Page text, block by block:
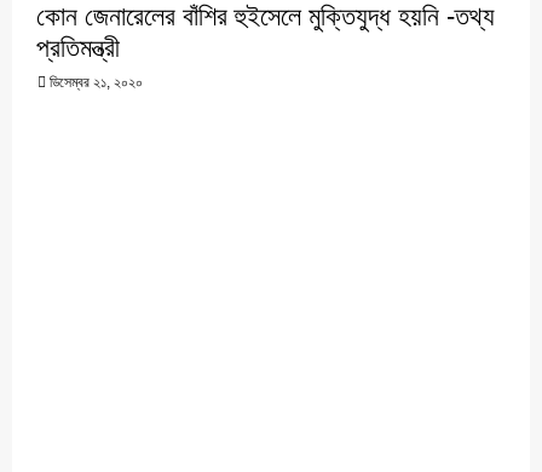
কোন জেনারেলের বাঁশির হুইসেলে মুক্তিযুদ্ধ হয়নি -তথ্য
প্রতিমন্ত্রী
ডিসেম্বর ২১, ২০২০